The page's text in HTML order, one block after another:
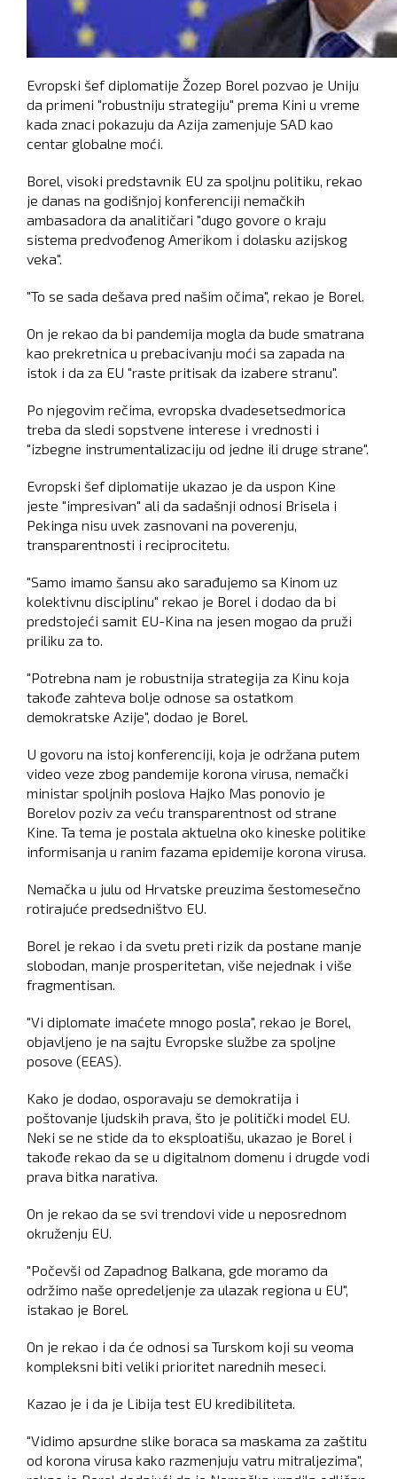
Evropski šef diplomatije Žozep Borel pozvao je Uniju
da primeni "robustniju strategiju" prema Kini u vreme
kada znaci pokazuju da Azija zamenjuje SAD kao
centar globalne moći.
Borel, visoki predstavnik EU za spoljnu politiku, rekao
je danas na godišnjoj konferenciji nemačkih
ambasadora da analitičari "dugo govore o kraju
sistema predvođenog Amerikom i dolasku azijskog
veka".
"To se sada dešava pred našim očima", rekao je Borel.
On je rekao da bi pandemija mogla da bude smatrana
kao prekretnica u prebacivanju moći sa zapada na
istok i da za EU "raste pritisak da izabere stranu".
Po njegovim rečima, evropska dvadesetsedmorica
treba da sledi sopstvene interese i vrednosti i
"izbegne instrumentalizaciju od jedne ili druge strane".
Evropski šef diplomatije ukazao je da uspon Kine
jeste "impresivan" ali da sadašnji odnosi Brisela i
Pekinga nisu uvek zasnovani na poverenju,
transparentnosti i reciprocitetu.
"Samo imamo šansu ako sarađujemo sa Kinom uz
kolektivnu disciplinu" rekao je Borel i dodao da bi
predstojeći samit EU-Kina na jesen mogao da pruži
priliku za to.
"Potrebna nam je robustnija strategija za Kinu koja
takođe zahteva bolje odnose sa ostatkom
demokratske Azije", dodao je Borel.
U govoru na istoj konferenciji, koja je održana putem
video veze zbog pandemije korona virusa, nemački
ministar spoljnih poslova Hajko Mas ponovio je
Borelov poziv za veću transparentnost od strane
Kine. Ta tema je postala aktuelna oko kineske politike
informisanja u ranim fazama epidemije korona virusa.
Nemačka u julu od Hrvatske preuzima šestomesečno
rotirajuće predsedništvo EU.
Borel je rekao i da svetu preti rizik da postane manje
slobodan, manje prosperitetan, više nejednak i više
fragmentisan.
"Vi diplomate imaćete mnogo posla", rekao je Borel,
objavljeno je na sajtu Evropske službe za spoljne
posove (EEAS).
Kako je dodao, osporavaju se demokratija i
poštovanje ljudskih prava, što je politički model EU.
Neki se ne stide da to eksploatišu, ukazao je Borel i
takođe rekao da se u digitalnom domenu i drugde vodi
prava bitka narativa.
On je rekao da se svi trendovi vide u neposrednom
okruženju EU.
"Počevši od Zapadnog Balkana, gde moramo da
održimo naše opredeljenje za ulazak regiona u EU",
istakao je Borel.
On je rekao i da će odnosi sa Turskom koji su veoma
kompleksni biti veliki prioritet narednih meseci.
Kazao je i da je Libija test EU kredibiliteta.
"Vidimo apsurdne slike boraca sa maskama za zaštitu
od korona virusa kako razmenjuju vatru mitraljezima",